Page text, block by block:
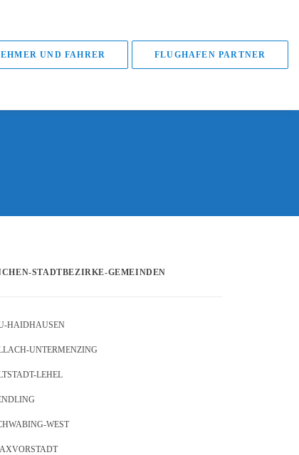
UND FAHRER FLUGHAFEN PARTNER
STADTBEZIRKE-GEMEINDEN
HAIDHAUSEN
UNTERMENZING
LEHEL
WEST